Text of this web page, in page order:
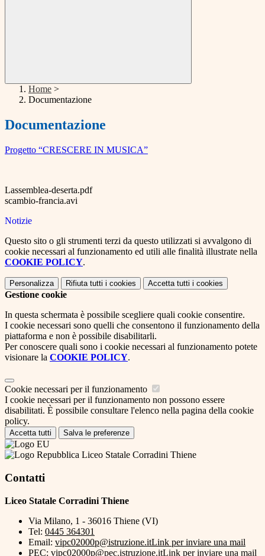
Home >
Documentazione
Documentazione
Progetto “CRESCERE IN MUSICA”
Lassemblea-deserta.pdf
scambio-francia.avi
Notizie
Questo sito o gli strumenti terzi da questo utilizzati si avvalgono di
cookie necessari al funzionamento ed utili alle finalità illustrate nella
COOKIE POLICY.
Personalizza Rifiuta tutti i cookies Accetta tutti i cookies
Gestione cookie
In questa schermata è possibile scegliere quali cookie consentire.
I cookie necessari sono quelli che consentono il funzionamento della
piattaforma e non è possibile disabilitarli.
Per conoscere quali sono i cookie necessari al funzionamento potete
visionare la COOKIE POLICY.
Cookie necessari per il funzionamento
I cookie necessari per il funzionamento non possono essere
disabilitati. È possibile consultare l'elenco nella pagina della cookie
policy.
Accetta tutti Salva le preferenze
Liceo Statale Corradini Thiene
Contatti
Liceo Statale Corradini Thiene
Via Milano, 1 - 36016 Thiene (VI)
Tel: 0445 364301
Email: vipc02000p@istruzione.itLink per inviare una mail
PEC: vipc02000p@pec.istruzione.itLink per inviare una mail